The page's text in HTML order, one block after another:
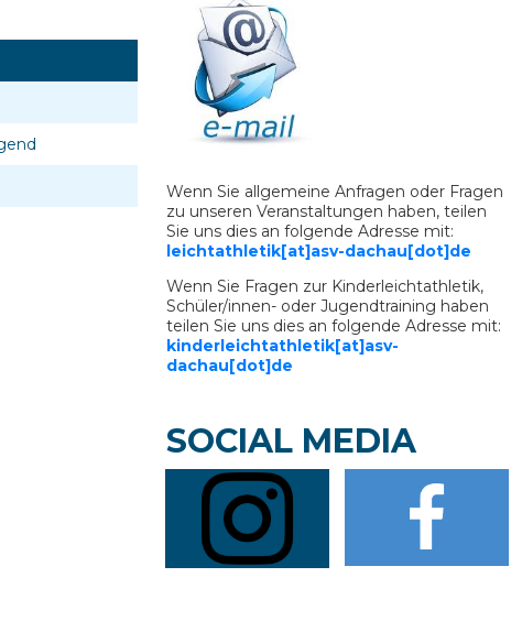
Wenn Sie allgemeine Anfragen oder Fragen
zu unseren Veranstaltungen haben, teilen
Sie uns dies an folgende Adresse mit:
leichtathletik[at]asv-dachau[dot]de
Wenn Sie Fragen zur Kinderleichtathletik,
Schüler/innen- oder Jugendtraining haben
teilen Sie uns dies an folgende Adresse mit:
kinderleichtathletik[at]asv-
dachau[dot]de
SOCIAL MEDIA